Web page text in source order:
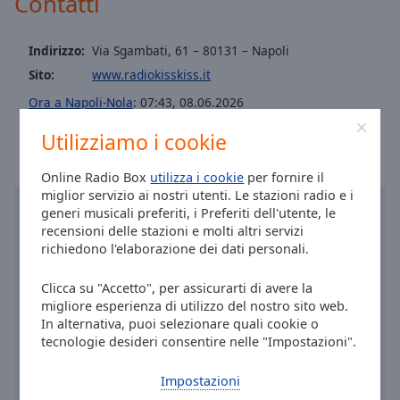
Utilizziamo i cookie
Online Radio Box utilizza i cookie per fornire il
miglior servizio ai nostri utenti. Le stazioni radio e i
generi musicali preferiti, i Preferiti dell'utente, le
recensioni delle stazioni e molti altri servizi
richiedono l'elaborazione dei dati personali.
Clicca su "Accetto", per assicurarti di avere la
migliore esperienza di utilizzo del nostro sito web.
In alternativa, puoi selezionare quali cookie o
tecnologie desideri consentire nelle "Impostazioni".
Impostazioni
Area
Color
Opacity
Family
Indirizzo: Via Sgambati, 61 – 80131 – Napoli
Sito:
www.radiokisskiss.it
Ora a Napoli-Nola: 07:43, 08.06.2026